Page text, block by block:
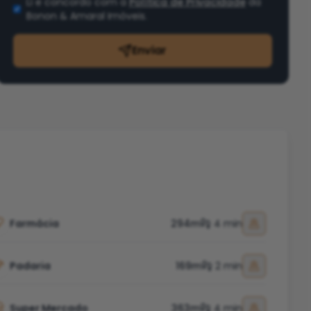
Bonon & Amaral Imóveis
Enviar
Farmácia 294m 4 min
Padaria 169m 2 min